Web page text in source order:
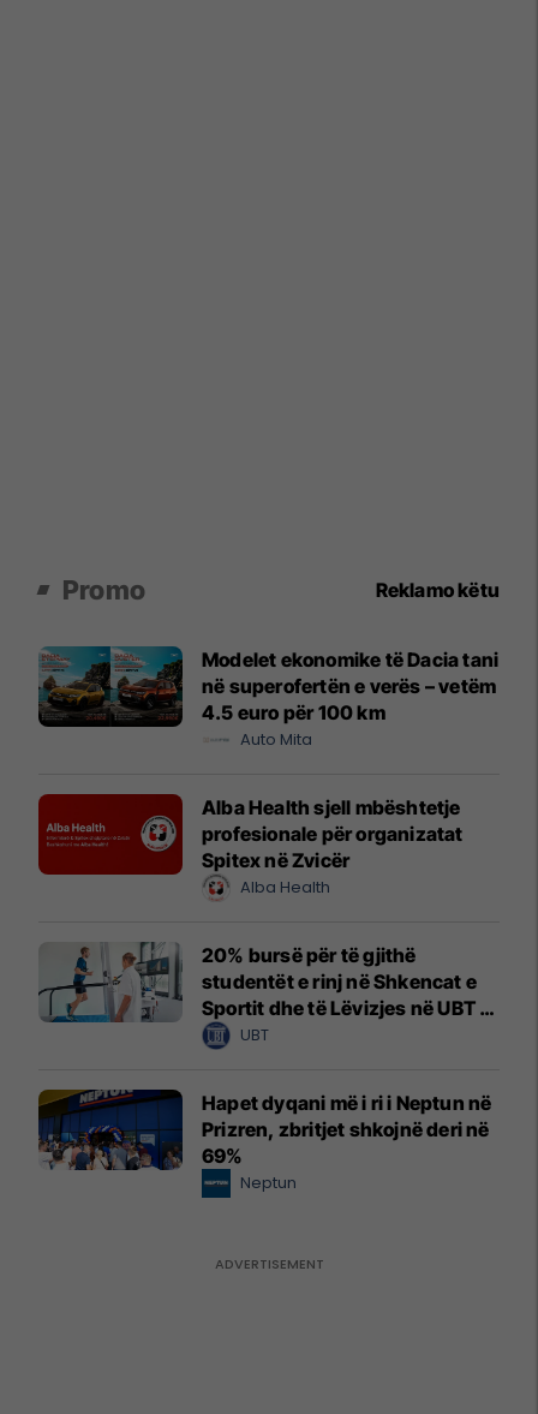
Promo Reklamo këtu
Modelet ekonomike të Dacia tani
në superofertën e verës – vetëm
4.5 euro për 100 km
Auto Mita
Alba Health sjell mbështetje
profesionale për organizatat
Spitex në Zvicër
Alba Health
20% bursë për të gjithë
studentët e rinj në Shkencat e
Sportit dhe të Lëvizjes në UBT –
vendet janë të limituara
UBT
Hapet dyqani më i ri i Neptun në
Prizren, zbritjet shkojnë deri në
69%
Neptun